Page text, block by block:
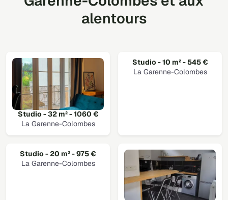
alentours
Studio - 32 m² - 1060 €
La Garenne-Colombes
Studio - 10 m² - 545 €
La Garenne-Colombes
Studio - 20 m² - 975 €
La Garenne-Colombes